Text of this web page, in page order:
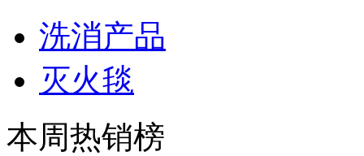
洗消产品
灭火毯
本周热销榜